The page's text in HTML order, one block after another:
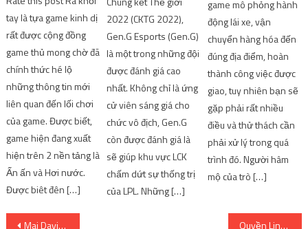
tay là tựa game kinh dị
rất được cộng đồng
game thủ mong chờ đã
chính thức hé lộ
những thông tin mới
liên quan đến lối chơi
của game. Được biết,
game hiện đang xuất
hiện trên 2 nền tảng là
Ấn ấn và Hơi nước.
Được biêt đên […]
2022 (CKTG 2022),
Gen.G Esports (Gen.G)
là một trong những đội
được đánh giá cao
nhất. Không chỉ là ứng
cử viên sáng giá cho
chức vô địch, Gen.G
còn được đánh giá là
sẽ giúp khu vực LCK
chấm dứt sự thống trị
của LPL. Những […]
game mô phỏng hành
động lái xe, vận
chuyển hàng hóa đến
đúng địa điểm, hoàn
thành công việc được
giao, tuy nhiên bạn sẽ
gặp phải rất nhiều
điều và thử thách cần
phải xử lý trong quá
trình đó. Người hâm
mộ của trò […]
Mai Davika tỏa sáng trên sàn catwalk ở Pháp Quyền Linh kính trọng mẹ chồng hiếm có của ‘Hoa khôi Bolero’ Đam San